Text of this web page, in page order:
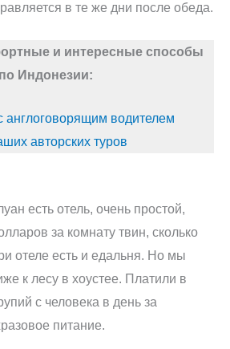
в те же дни после обеда.
и интересные способы
Индонезии:
англоговорящим водителем
авторских туров
есть отель, очень простой,
за комнату твин, сколько
отеле есть и едальня. Но мы
к лесу в хоустее. Платили в
с человека в день за
питание.